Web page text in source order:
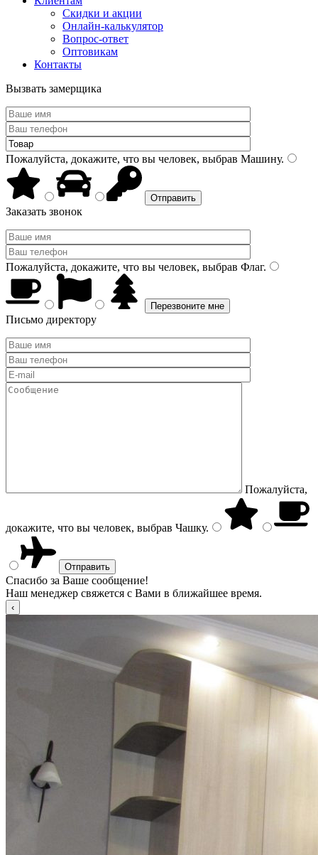
Скидки и акции
Онлайн-калькулятор
Вопрос-ответ
Оптовикам
Контакты
Вызвать замерщика
Пожалуйста, докажите, что вы человек, выбрав Машину.
Заказать звонок
Пожалуйста, докажите, что вы человек, выбрав Флаг.
Письмо директору
Пожалуйста,
докажите, что вы человек, выбрав Чашку.
Спасибо за Ваше сообщение!
Наш менеджер свяжется с Вами в ближайшее время.